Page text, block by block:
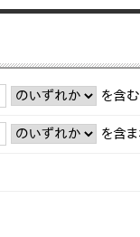
を含む
を含